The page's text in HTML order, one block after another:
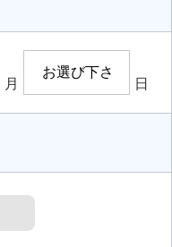
月 日